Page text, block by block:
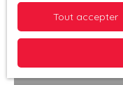
Tout accepter